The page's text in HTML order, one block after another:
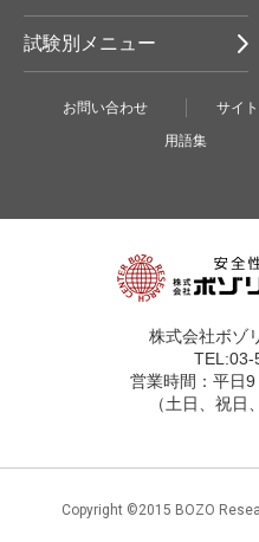
試験別メニュー
お問い合わせ サイ
用語集
株式会社ボゾ
TEL:03-
営業時間：平日
（土日、祝日
Copyright ©2015 BOZO